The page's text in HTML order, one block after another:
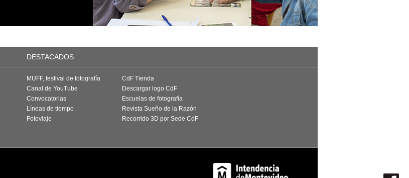
DESTACADOS
MUFF, festival de fotografía
Canal de YouTube
Convocatorias
Líneas de tiempo
Fotoviaje
CdF Tienda
Descargar logo CdF
Escuelas de fotografía
Revista Sueño de la Razón
Recorrido 3D por Sede CdF